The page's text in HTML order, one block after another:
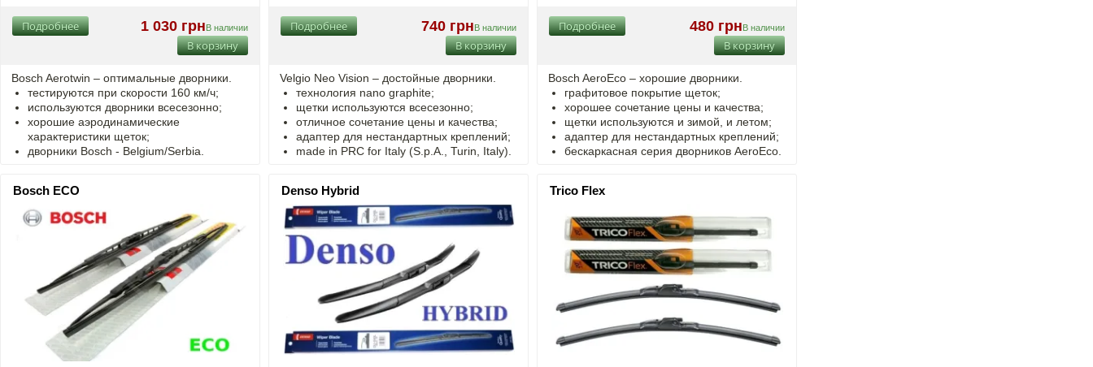
1 030 грнВ наличии
Подробнее
В корзину
Bosch Aerotwin – оптимальные дворники.
тестируются при скорости 160 км/ч;
используются дворники всесезонно;
хорошие аэродинамические
характеристики щеток;
дворники Bosch - Belgium/Serbia.
740 грнВ наличии
Подробнее
В корзину
Velgio Neo Vision – достойные дворники.
технология nano graphite;
щетки используются всесезонно;
отличное сочетание цены и качества;
адаптер для нестандартных креплений;
made in PRC for Italy (S.p.A., Turin, Italy).
480 грнВ наличии
Подробнее
В корзину
Bosch AeroEco – хорошие дворники.
графитовое покрытие щеток;
хорошее сочетание цены и качества;
щетки используются и зимой, и летом;
адаптер для нестандартных креплений;
бескаркасная серия дворников AeroEco.
Bosch ECO Denso Hybrid Trico Flex